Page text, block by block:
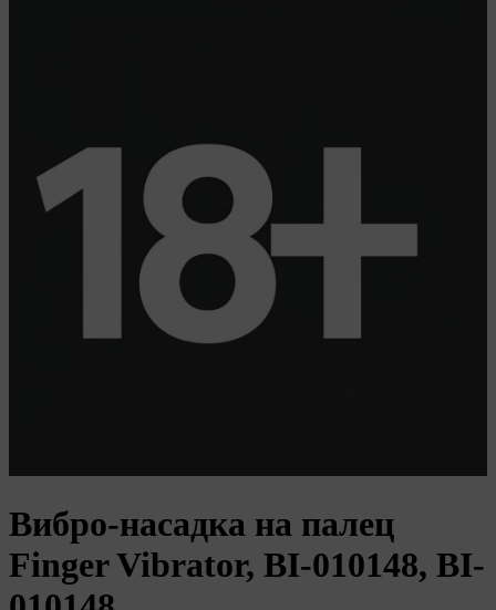
Вибро-насадка на палец
Finger Vibrator, BI-010148, BI-